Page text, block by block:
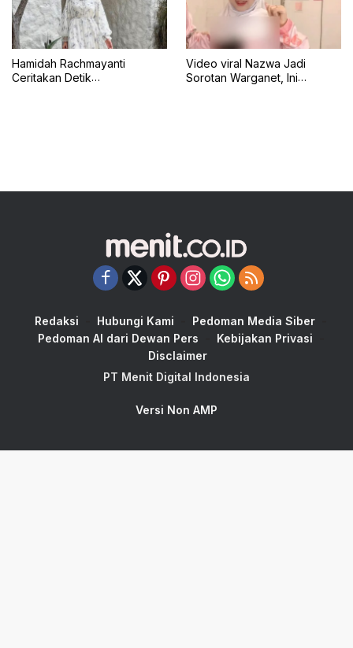
Hamidah Rachmayanti
Ceritakan Detik
Video viral Nazwa Jadi
Sorotan Warganet, Ini
Redaksi Hubungi Kami
Pedoman Media Siber
Pedoman AI dari Dewan Pers
Kebijakan Privasi
Disclaimer
PT Menit Digital Indonesia
Versi Non AMP